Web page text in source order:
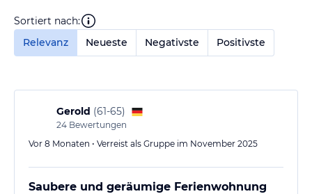
Sortiert nach:
Relevanz
Neueste Negativste Positivste
Gerold (61-65)
24 Bewertungen
Vor 8 Monaten • Verreist als Gruppe im November 2025
Saubere und geräumige Ferienwohnung